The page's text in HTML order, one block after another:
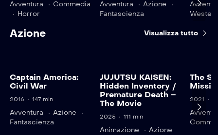
Avventura
Commedia
Horror
Avventura
Azione
Fantascienza
Western
Azione Visualizza tutto
Captain America:
Civil War
2016 147 min
Avventura
Azione
Fantascienza
JUJUTSU KAISEN:
Hidden Inventory /
Premature Death –
The Movie
2025 111 min
Animazione Azione
The
2021